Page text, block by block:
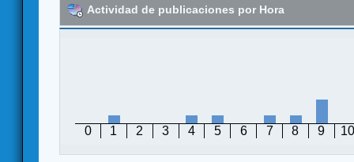
Actividad de publicaciones por Hora
0 1 2 3 4 5 6 7 8 9 10